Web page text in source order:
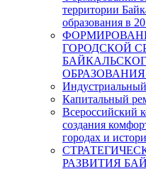
территории
образования в
ГОРОДСКОЙ
ОБРАЗОВАНИЯ
Капитальный
Всероссийский
создания
городах и
РАЗВИТИЯ